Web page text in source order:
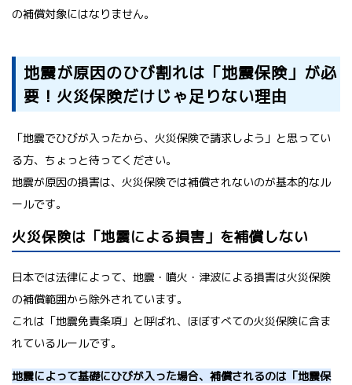
の補償対象にはなりません。
地震が原因のひび割れは「地震保険」が必
要！火災保険だけじゃ足りない理由
「地震でひびが入ったから、火災保険で請求しよう」と思ってい
る方、ちょっと待ってください。
地震が原因の損害は、火災保険では補償されないのが基本的なル
ールです。
火災保険は「地震による損害」を補償しない
日本では法律によって、地震・噴火・津波による損害は火災保険
の補償範囲から除外されています。
これは「地震免責条項」と呼ばれ、ほぼすべての火災保険に含ま
れているルールです。
地震によって基礎にひびが入った場合、補償されるのは「地震保